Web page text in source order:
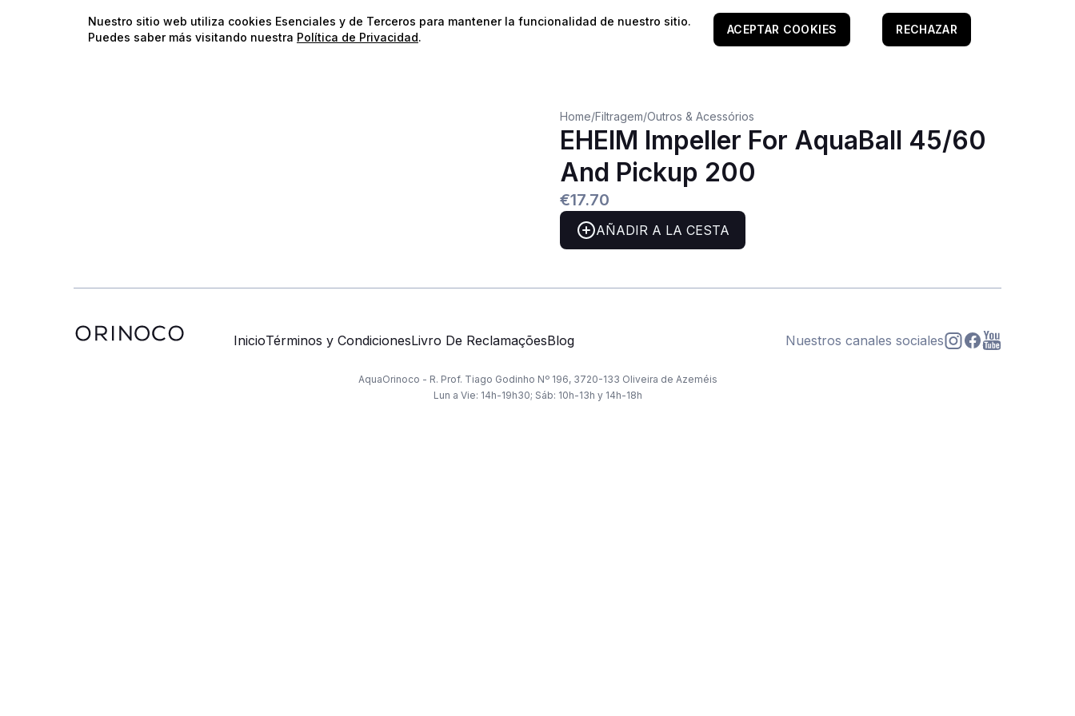
⭐️¡Envíos gratis para pedidos superiores a 60€!*⭐️
Home/Filtragem/Outros & Acessórios
EHEIM Impeller For AquaBall 45/60
And Pickup 200
€17.70
AÑADIR A LA CESTA
InicioTérminos y CondicionesLivro De ReclamaçõesBlog Nuestros canales sociales
AquaOrinoco - R. Prof. Tiago Godinho Nº 196, 3720-133 Oliveira de Azeméis
Lun a Vie: 14h-19h30; Sáb: 10h-13h y 14h-18h
Nuestro sitio web utiliza cookies Esenciales y de Terceros para mantener la funcionalidad de nuestro sitio.
Puedes saber más visitando nuestra Política de Privacidad.
ACEPTAR COOKIES RECHAZAR